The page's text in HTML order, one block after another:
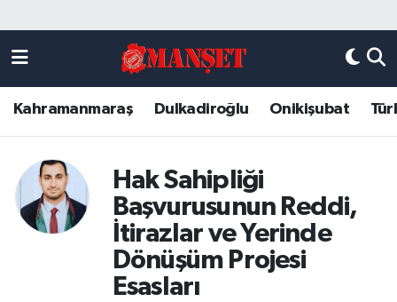
Kahramanmaraş Dulkadiroğlu Onikişubat
Hak Sahipliği
Başvurusunun Reddi,
İtirazlar ve Yerinde
Dönüşüm Projesi
Esasları
DULKADİROĞLU
KAHRAMANMARAŞ
ONİKİŞUBAT
ÖZEL HABER
Kahramanmaraş Nöbetçi Eczaneler
Kahramanmaraş Hava Durumu
Kahramanmaraş Trafik Yoğunluk Haritası
Süper Lig Puan Durumu ve Fikstür
Tüm Manşetler
Son Dakika Haberleri